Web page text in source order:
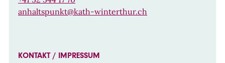
anhaltspunkt@kath-winterthur.ch
KONTAKT / IMPRESSUM